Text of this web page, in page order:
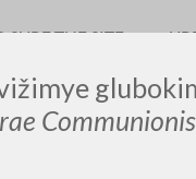
SURF THE SITE